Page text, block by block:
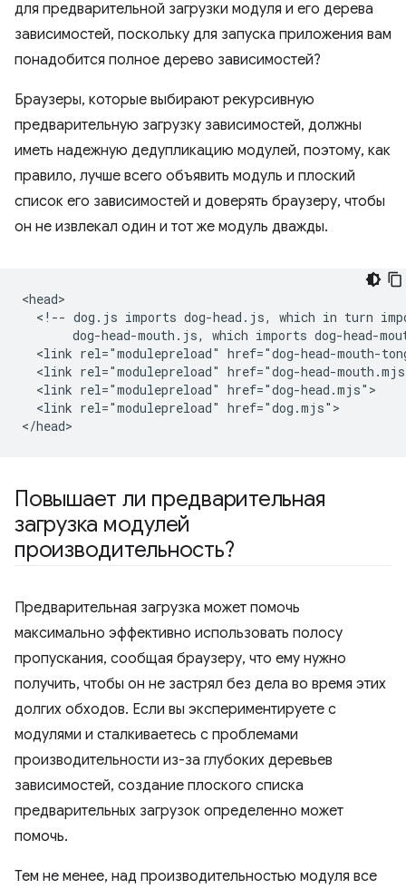
для предварительной загрузки модуля и его дерева
зависимостей, поскольку для запуска приложения вам
понадобится полное дерево зависимостей?
Браузеры, которые выбирают рекурсивную
предварительную загрузку зависимостей, должны
иметь надежную дедупликацию модулей, поэтому, как
правило, лучше всего объявить модуль и плоский
список его зависимостей и доверять браузеру, чтобы
он не извлекал один и тот же модуль дважды.
<head>
<!-- dog.js imports dog-head.js, which in turn
dog-head-mouth.js, which imports dog-head-
<link rel="modulepreload" href="dog-head-mouth-
<link rel="modulepreload" href="dog-head-
  <link rel="modulepreload" href="dog-head.mjs">
  <link rel="modulepreload" href="dog.mjs">
Повышает ли предварительная
загрузка модулей
производительность?
Предварительная загрузка может помочь
максимально эффективно использовать полосу
пропускания, сообщая браузеру, что ему нужно
получить, чтобы он не застрял без дела во время этих
долгих обходов. Если вы экспериментируете с
модулями и сталкиваетесь с проблемами
производительности из-за глубоких деревьев
зависимостей, создание плоского списка
предварительных загрузок определенно может
помочь.
Тем не менее, над производительностью модуля все